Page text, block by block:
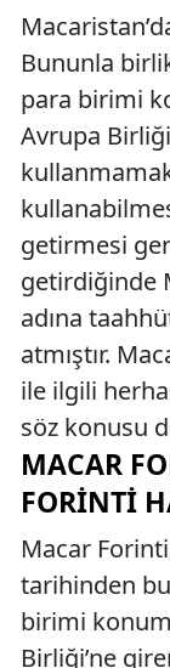
Bununla
para birimi
Avrupa
getirmesi
getirdiğinde
adına
atmıştır.
ile ilgili
söz konusu
MACAR
FORINTI
Macar
tarihinden
birimi
Birliği’ne